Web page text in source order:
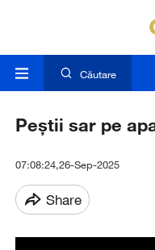
Căutare
Peștii sar pe
07:08:24,26-Sep-2025
Share